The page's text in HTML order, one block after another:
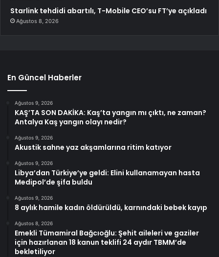
Starlink tehdidi abartılı, T-Mobile CEO’su FT’ye açıkladı
Ağustos 8, 2026
En Güncel Haberler
Ağustos 9, 2026
KAŞ’TA SON DAKİKA: Kaş’ta yangın mı çıktı, ne zaman?
Antalya Kaş yangın olayı nedir?
Ağustos 9, 2026
Akustik sahne yaz akşamlarına ritim katıyor
Ağustos 9, 2026
Libya’dan Türkiye’ye geldi: Elini kullanamayan hasta
Medipol’de şifa buldu
Ağustos 9, 2026
8 aylık hamile kadın öldürüldü, karnındaki bebek kayıp
Ağustos 8, 2026
Emekli Tümamiral Bağcıoğlu: Şehit aileleri ve gaziler
için hazırlanan 18 kanun teklifi 24 aydır TBMM’de
bekletiliyor